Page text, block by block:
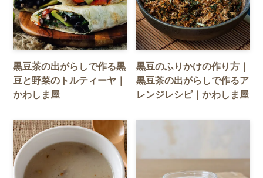
黒豆茶の出がらしで作る黒
豆と野菜のトルティーヤ｜
かわしま屋
黒豆のふりかけの作り方｜
黒豆茶の出がらしで作るア
レンジレシピ｜かわしま屋